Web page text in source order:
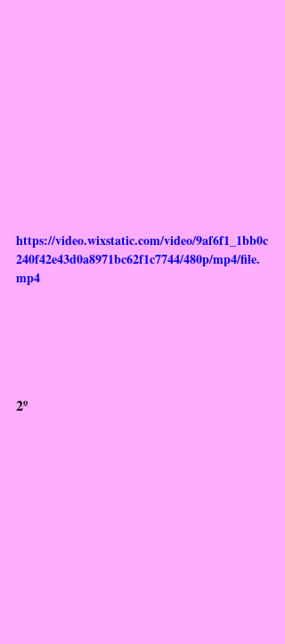
https://video.wixstatic.com/video/9af6f1_1bb0c
240f42e43d0a8971bc62f1c7744/480p/mp4/file.
mp4
2º